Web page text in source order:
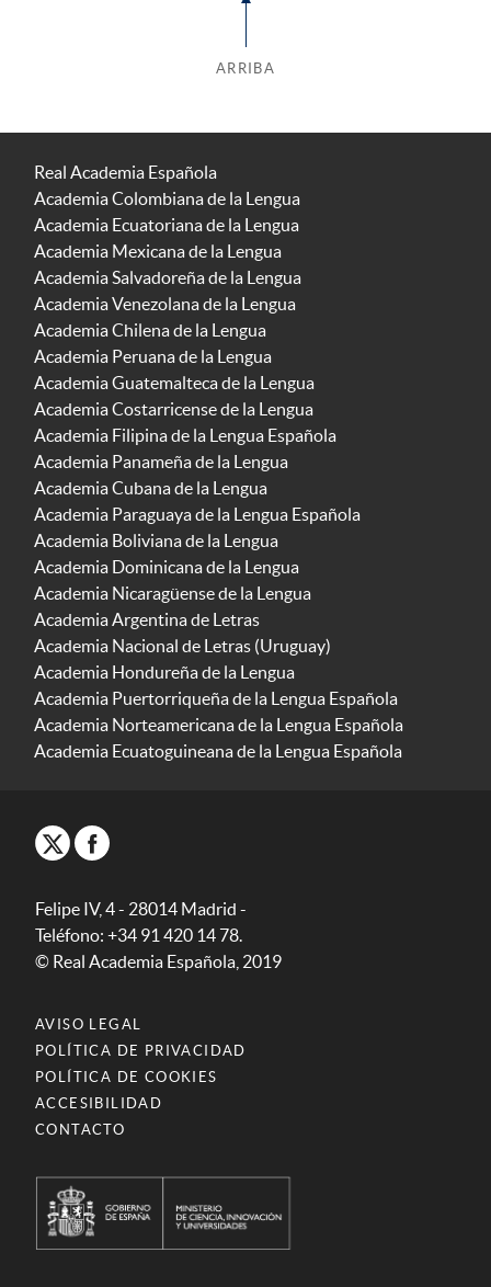
ARRIBA
Real Academia Española
Academia Colombiana de la Lengua
Academia Ecuatoriana de la Lengua
Academia Mexicana de la Lengua
Academia Salvadoreña de la Lengua
Academia Venezolana de la Lengua
Academia Chilena de la Lengua
Academia Peruana de la Lengua
Academia Guatemalteca de la Lengua
Academia Costarricense de la Lengua
Academia Filipina de la Lengua Española
Academia Panameña de la Lengua
Academia Cubana de la Lengua
Academia Paraguaya de la Lengua Española
Academia Boliviana de la Lengua
Academia Dominicana de la Lengua
Academia Nicaragüense de la Lengua
Academia Argentina de Letras
Academia Nacional de Letras (Uruguay)
Academia Hondureña de la Lengua
Academia Puertorriqueña de la Lengua Española
Academia Norteamericana de la Lengua Española
Academia Ecuatoguineana de la Lengua Española
Felipe IV, 4 - 28014 Madrid -
Teléfono: +34 91 420 14 78.
© Real Academia Española, 2019
AVISO LEGAL
POLÍTICA DE PRIVACIDAD
POLÍTICA DE COOKIES
ACCESIBILIDAD
CONTACTO